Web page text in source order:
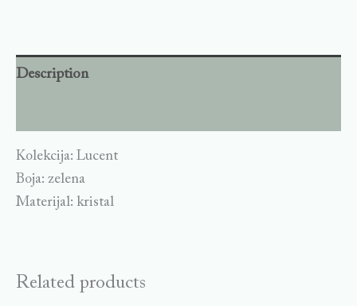
Description
Kolekcija: Lucent
Boja: zelena
Materijal: kristal
Related products